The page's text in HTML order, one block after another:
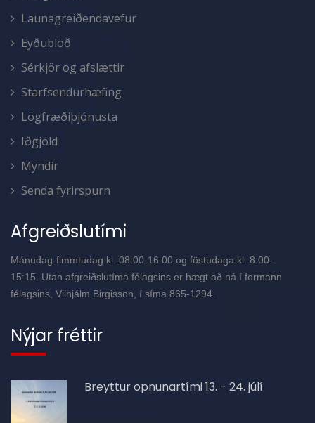
Launagreiðendavefur
Eyðublöð
Sérkjör og afslættir
Starfsendurhæfing
Lögfræðiþjónusta
Iðgjöld
Myndir
Senda fyrirspurn
Afgreiðslutími
Mánudag-fimmtudag kl. 08:00-16:00 og föstudaga kl. 8:00-
15:15. Utan afgreiðslutíma félagsins er hægt að ná í formann
félagsins, Vilhjálm Birgisson, í síma 865-1294.
Nýjar fréttir
Breyttur opnunartími 13. - 24. júlí